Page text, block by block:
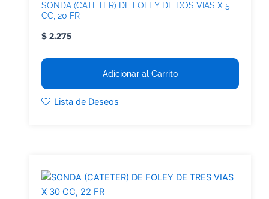
SONDA (CATETER) DE FOLEY DE DOS VIAS X 5
CC, 20 FR
$ 2.275
Adicionar al Carrito
Lista de Deseos